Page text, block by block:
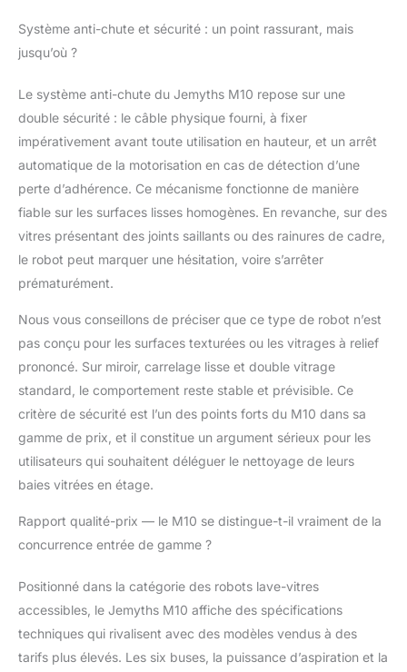
antidérapant de 2 mm
d'épaisseur pour
groupe électrogène est
automatiquement
activé en cas de
inattendue. Le robot
nettoyeur de vitres
adhère fermement aux
surfaces en verre
verticales pendant 35
minutes et est équipé
chutes et garantit ainsi
un processus de
nettoyage sûr et stable
【Plusieurs modes de
nettoyeur de vitres
électrique planifie
automatiquement le
permettant de contrôler
facilement l’intensité du
pouvez basculer entre
différents modes :
nettoyage en
profondeur, nettoyage
Système anti-chute et sécurité : un point rassurant, mais
jusqu’où ?
Le système anti-chute du Jemyths M10 repose sur une
double sécurité : le câble physique fourni, à fixer
impérativement avant toute utilisation en hauteur, et un arrêt
automatique de la motorisation en cas de détection d’une
perte d’adhérence. Ce mécanisme fonctionne de manière
fiable sur les surfaces lisses homogènes. En revanche, sur des
vitres présentant des joints saillants ou des rainures de cadre,
le robot peut marquer une hésitation, voire s’arrêter
prématurément.
Nous vous conseillons de préciser que ce type de robot n’est
pas conçu pour les surfaces texturées ou les vitrages à relief
prononcé. Sur miroir, carrelage lisse et double vitrage
standard, le comportement reste stable et prévisible. Ce
critère de sécurité est l’un des points forts du M10 dans sa
gamme de prix, et il constitue un argument sérieux pour les
utilisateurs qui souhaitent déléguer le nettoyage de leurs
baies vitrées en étage.
Rapport qualité-prix — le M10 se distingue-t-il vraiment de la
concurrence entrée de gamme ?
Positionné dans la catégorie des robots lave-vitres
accessibles, le Jemyths M10 affiche des spécifications
techniques qui rivalisent avec des modèles vendus à des
tarifs plus élevés. Les six buses, la puissance d’aspiration et la